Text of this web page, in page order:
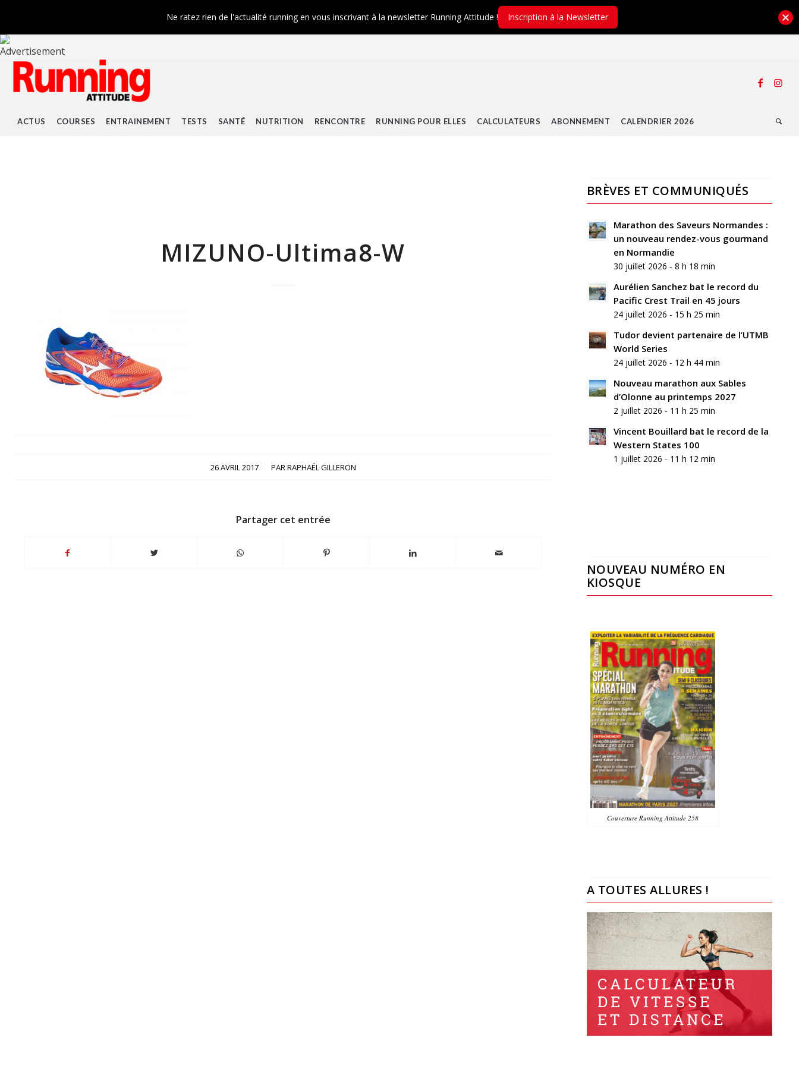
ACTUS COURSES ENTRAINEMENT TESTS SANTÉ NUTRITION RENCONTRE RUNNING POUR ELLES CALCULATEURS ABONNEMENT CALENDRIER 2026
MIZUNO-Ultima8-W
26 AVRIL 2017
/ PARRAPHAËL GILLERON
Partager cet entrée
BRÈVES ET COMMUNIQUÉS
Marathon des Saveurs Normandes :
un nouveau rendez-vous gourmand
en Normandie
30 juillet 2026 - 8 h 18 min
Aurélien Sanchez bat le record du
Pacific Crest Trail en 45 jours
24 juillet 2026 - 15 h 25 min
Tudor devient partenaire de l’UTMB
World Series
24 juillet 2026 - 12 h 44 min
Nouveau marathon aux Sables
d’Olonne au printemps 2027
2 juillet 2026 - 11 h 25 min
Vincent Bouillard bat le record de la
Western States 100
1 juillet 2026 - 11 h 12 min
NOUVEAU NUMÉRO EN
KIOSQUE
Couverture Running Attitude 258
A TOUTES ALLURES !
Ne ratez rien de l'actualité running en vous inscrivant à la newsletter Running Attitude ! Inscription à la Newsletter